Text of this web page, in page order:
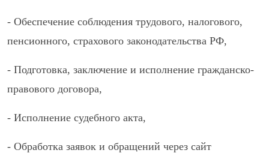
- Обеспечение соблюдения трудового, налогового,
пенсионного, страхового законодательства РФ,
- Подготовка, заключение и исполнение гражданско-
правового договора,
- Исполнение судебного акта,
- Обработка заявок и обращений через сайт